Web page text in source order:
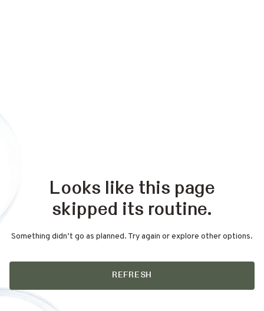
Looks like this page
skipped its routine.
Something didn’t go as planned. Try again or explore other options.
REFRESH